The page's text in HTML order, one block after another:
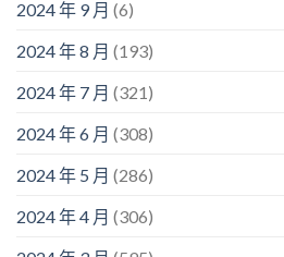
2024 年 9 月 (6)
2024 年 8 月 (193)
2024 年 7 月 (321)
2024 年 6 月 (308)
2024 年 5 月 (286)
2024 年 4 月 (306)